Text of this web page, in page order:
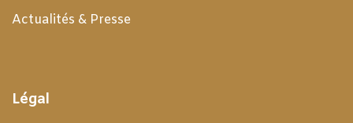
Actualités & Presse
Légal